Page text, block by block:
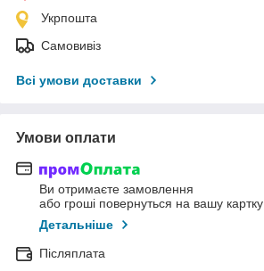
Укрпошта
Самовивіз
Всі умови доставки
Умови оплати
Ви отримаєте замовлення
або гроші повернуться на вашу картку
Детальніше
Післяплата